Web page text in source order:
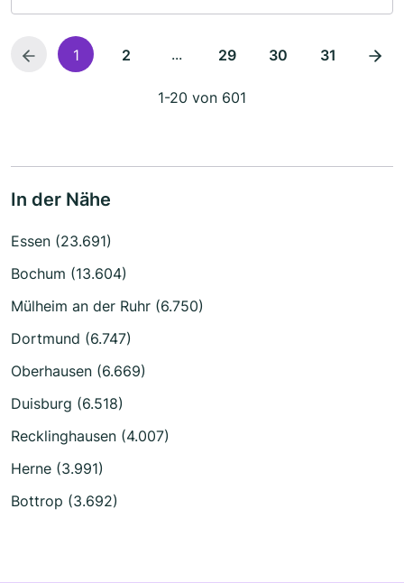
1 2 ... 29 30 31
1-20 von 601
In der Nähe
Essen (23.691)
Bochum (13.604)
Mülheim an der Ruhr (6.750)
Dortmund (6.747)
Oberhausen (6.669)
Duisburg (6.518)
Recklinghausen (4.007)
Herne (3.991)
Bottrop (3.692)